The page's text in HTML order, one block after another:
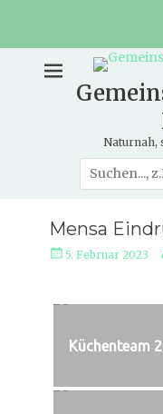
Naturnah,
Suche
nach:
Mensa
Veröffentlicht
5. Februar 2023
Küchenteam